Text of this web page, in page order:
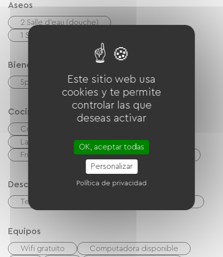
Aseos
2 Salle d'eau (douche)
1 Salle de bain (baignoire)
Bienestar
Spa Jaccuzi
Cocina
Cocina
Las cuatro
Campana extractora
Frigorífico
Lavavajillas Congélateur
Descripción
Terraza
Equipos
Wifi gratuito
Computadora disponible
Este sitio web usa
cookies y te permite
controlar las que
deseas activar
OK, aceptar todas
Personalizar
Política de privacidad